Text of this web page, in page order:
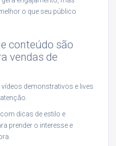
o que seu público
conteúdo são
vendas de
vídeos demonstrativos e lives
dicas de estilo e
prender o interesse e